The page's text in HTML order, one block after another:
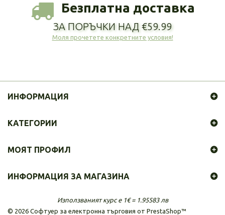
Безплатна доставка
ЗА ПОРЪЧКИ НАД €59.99
Моля прочетете конкретните условия!
ИНФОРМАЦИЯ
© 2026 Софтуер за електронна търговия от PrestaShop™
КАТЕГОРИИ
МОЯТ ПРОФИЛ
ИНФОРМАЦИЯ ЗА МАГАЗИНА
Използваният курс е 1€ = 1.95583 лв